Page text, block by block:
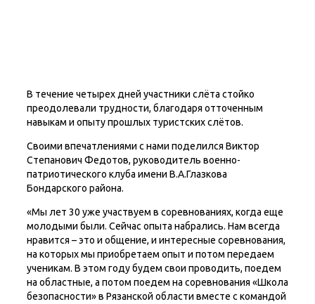
В течение четырех дней участники слёта стойко
преодолевали трудности, благодаря отточенным
навыкам и опыту прошлых туристских слётов.
Своими впечатлениями с нами поделился Виктор
Степанович Федотов, руководитель военно-
патриотического клуба имени В.А.Глазкова
Бондарского района.
«Мы лет 30 уже участвуем в соревнованиях, когда еще
молодыми были. Сейчас опыта набрались. Нам всегда
нравится – это и общение, и интересные соревнования,
на которых мы приобретаем опыт и потом передаем
ученикам. В этом году будем свои проводить, поедем
на областные, а потом поедем на соревнования «Школа
безопасности» в Рязанской области вместе с командой